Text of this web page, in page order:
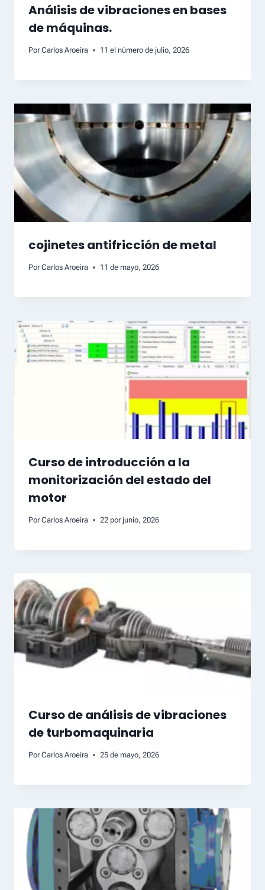
Análisis de vibraciones en bases
de máquinas.
Por Carlos Aroeira 11 el número de julio, 2026
cojinetes antifricción de metal
Por Carlos Aroeira 11 de mayo, 2026
Curso de introducción a la
monitorización del estado del
motor
Por Carlos Aroeira 22 por junio, 2026
Curso de análisis de vibraciones
de turbomaquinaria
Por Carlos Aroeira 25 de mayo, 2026